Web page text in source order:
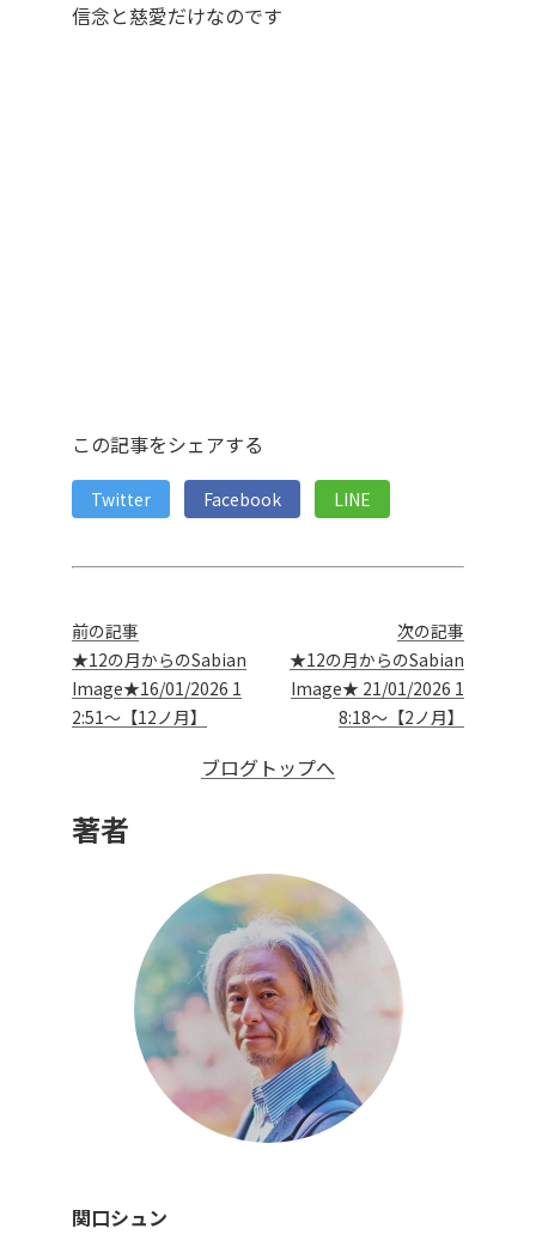
信念と慈愛だけなのです
この記事をシェアする
Twitter Facebook LINE
前の記事
★12の月からのSabian
Image★16/01/2026 1
2:51～【12ノ月】
次の記事
★12の月からのSabian
Image★ 21/01/2026 1
8:18～【2ノ月】
ブログトップへ
著者
関口シュン